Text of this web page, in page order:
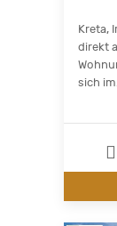
Kreta,
direkt
sich im...